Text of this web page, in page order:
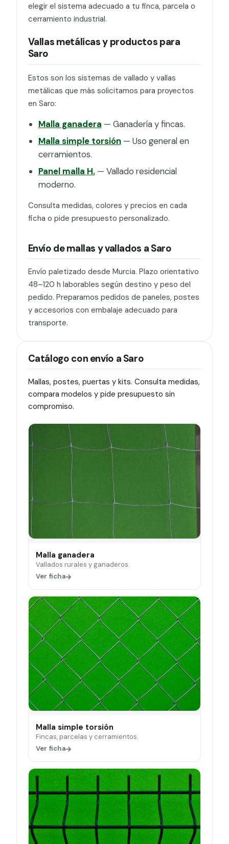
elegir el sistema adecuado a tu finca, parcela o
cerramiento industrial.
Vallas metálicas y productos para
Saro
Estos son los sistemas de vallado y vallas
metálicas que más solicitamos para proyectos
en Saro:
Malla ganadera — Ganadería y fincas.
Malla simple torsión— Uso general en
cerramientos.
Panel malla H.— Vallado residencial
moderno.
Consulta medidas, colores y precios en cada
ficha o pide presupuesto personalizado.
Envío de mallas y vallados a Saro
Envío paletizado desde Murcia. Plazo orientativo
48–120 h laborables según destino y peso del
pedido. Preparamos pedidos de paneles, postes
y accesorios con embalaje adecuado para
transporte.
Catálogo con envío a Saro
Mallas, postes, puertas y kits. Consulta medidas,
compara modelos y pide presupuesto sin
compromiso.
Malla ganadera
Vallados rurales y ganaderos.
Ver ficha
Malla simple torsión
Fincas, parcelas y cerramientos.
Ver ficha